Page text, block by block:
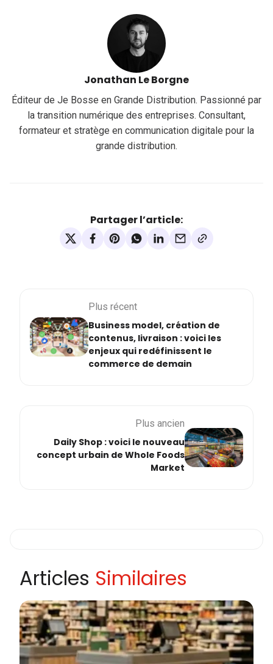
Jonathan Le Borgne
Éditeur de Je Bosse en Grande Distribution. Passionné par
la transition numérique des entreprises. Consultant,
formateur et stratège en communication digitale pour la
grande distribution.
Partager l’article:
Plus récent
Business model, création de
contenus, livraison : voici les
enjeux qui redéfinissent le
commerce de demain
Plus ancien
Daily Shop : voici le nouveau
concept urbain de Whole Foods
Market
Articles Similaires